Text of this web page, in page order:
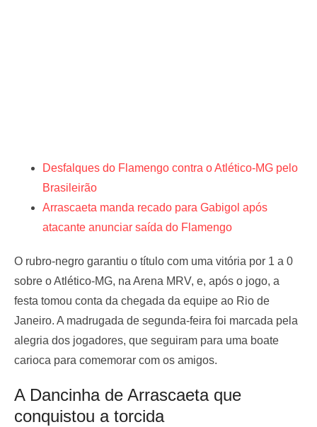
Desfalques do Flamengo contra o Atlético-MG pelo
Brasileirão
Arrascaeta manda recado para Gabigol após
atacante anunciar saída do Flamengo
O rubro-negro garantiu o título com uma vitória por 1 a 0
sobre o Atlético-MG, na Arena MRV, e, após o jogo, a
festa tomou conta da chegada da equipe ao Rio de
Janeiro. A madrugada de segunda-feira foi marcada pela
alegria dos jogadores, que seguiram para uma boate
carioca para comemorar com os amigos.
A Dancinha de Arrascaeta que
conquistou a torcida